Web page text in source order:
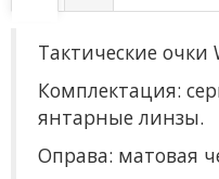
Тактические очки
Комплектация:
янтарные линзы.
Оправа: матовая